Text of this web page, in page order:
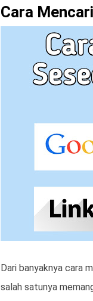
Cara
Dari banyaknya cara
salah satunya